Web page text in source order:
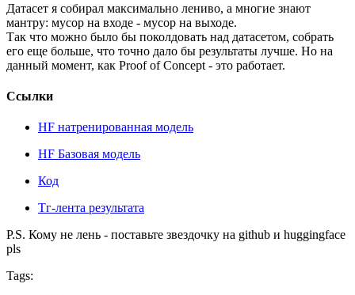
Датасет я собирал максимально лениво, а многие знают
мантру: мусор на входе - мусор на выходе.
Так что можно было бы поколдовать над датасетом, собрать
его еще больше, что точно дало бы результаты лучше. Но на
данный момент, как Proof of Concept - это работает.
Ссылки
HF натренированная модель
HF Базовая модель
Код
Тг-лента результата
P.S. Кому не лень - поставьте звездочку на github и huggingface
pls
Tags: